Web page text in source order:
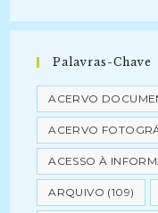
Palavras-Chave
ACERVO
ACERVO
ACESSO À
ARQUIVO (109)